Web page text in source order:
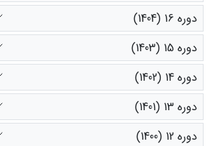
دوره 16 (1404)
دوره 15 (1403)
دوره 14 (1402)
دوره 13 (1401)
دوره 12 (1400)